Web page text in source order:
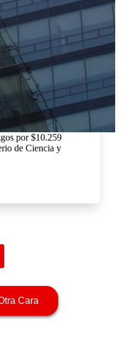
por $10.259
de Ciencia y
Cara